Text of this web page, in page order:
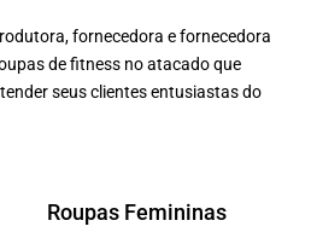
fornecedora e fornecedora
de fitness no atacado que
seus clientes entusiastas do
Roupas Femininas